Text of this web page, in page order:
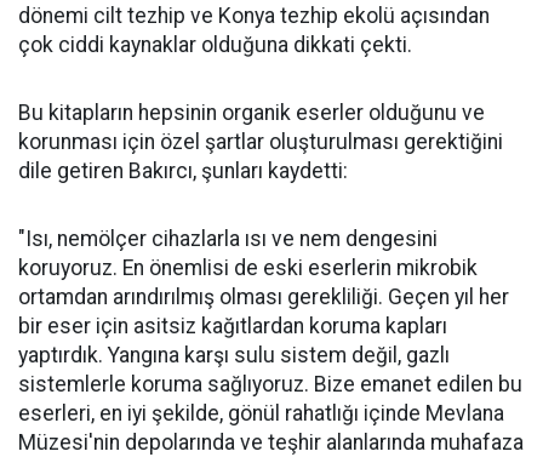
dönemi cilt tezhip ve Konya tezhip ekolü açısından
çok ciddi kaynaklar olduğuna dikkati çekti.
Bu kitapların hepsinin organik eserler olduğunu ve
korunması için özel şartlar oluşturulması gerektiğini
dile getiren Bakırcı, şunları kaydetti:
"Isı, nemölçer cihazlarla ısı ve nem dengesini
koruyoruz. En önemlisi de eski eserlerin mikrobik
ortamdan arındırılmış olması gerekliliği. Geçen yıl her
bir eser için asitsiz kağıtlardan koruma kapları
yaptırdık. Yangına karşı sulu sistem değil, gazlı
sistemlerle koruma sağlıyoruz. Bize emanet edilen bu
eserleri, en iyi şekilde, gönül rahatlığı içinde Mevlana
Müzesi'nin depolarında ve teşhir alanlarında muhafaza